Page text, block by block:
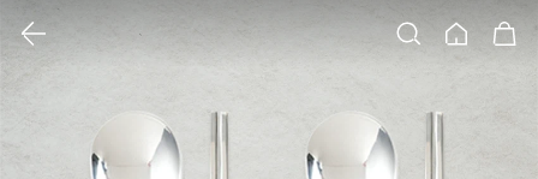
클릭 시 이미지 확대 보기 팝업 열림